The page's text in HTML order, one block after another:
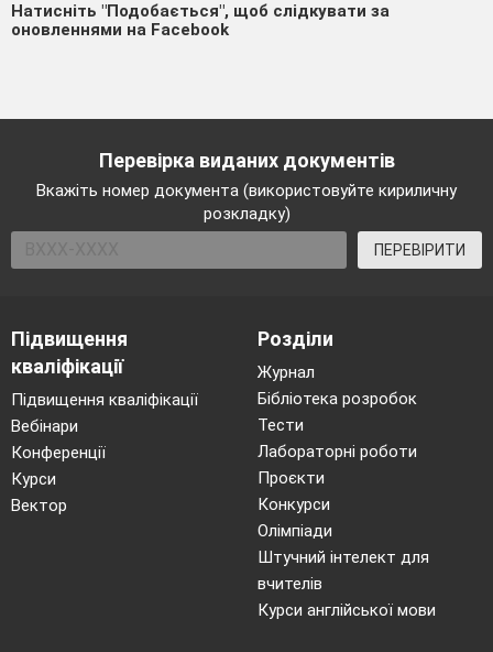
Натисніть "Подобається", щоб слідкувати за
оновленнями на Facebook
Перевірка виданих документів
Вкажіть номер документа (використовуйте кириличну
розкладку)
ПЕРЕВІРИТИ
Підвищення
кваліфікації
Підвищення кваліфікації
Вебінари
Конференції
Курси
Вектор
Розділи
Журнал
Бібліотека розробок
Тести
Лабораторні роботи
Проєкти
Конкурси
Олімпіади
Штучний інтелект для
вчителів
Курси англійської мови